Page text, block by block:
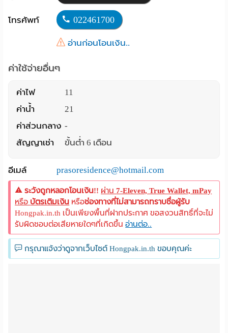
โทรศัพท์ 022461700
อ่านก่อนโอนเงิน..
ค่าใช้จ่ายอื่นๆ
ค่าไฟ
11
ค่าน้ำ
21
ค่าส่วนกลาง -
สัญญาเช่า
ขั้นต่ำ 6 เดือน
อีเมล์ prasoresidence@hotmail.com
ระวังถูกหลอกโอนเงิน!! ผ่าน7-Eleven, True Wallet, mPay
หรือ บัตรเติมเงิน หรือช่องทางที่ไม่สามารถทราบชื่อผู้รับ
Hongpak.in.th เป็นเพียงพื้นที่ฝากประกาศ ขอสงวนสิทธิ์ที่จะไม่
รับผิดชอบต่อเสียหายใดๆที่เกิดขึ้นอ่านต่อ..
กรุณาแจ้งว่าดูจากเว็บไซต์ Hongpak.in.th ขอบคุณค่ะ